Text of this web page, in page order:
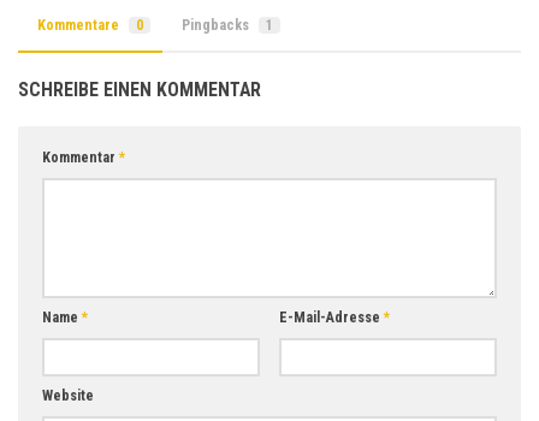
Kommentare 0 Pingbacks 1
SCHREIBE EINEN KOMMENTAR
Kommentar*
Name* E-Mail-Adresse*
Website